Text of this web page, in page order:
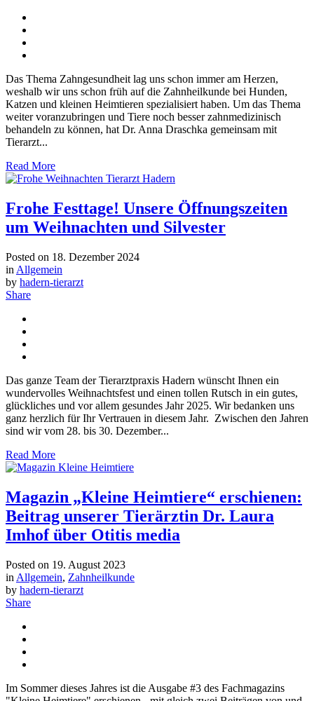
Das Thema Zahngesundheit lag uns schon immer am Herzen,
weshalb wir uns schon früh auf die Zahnheilkunde bei Hunden,
Katzen und kleinen Heimtieren spezialisiert haben. Um das Thema
weiter voranzubringen und Tiere noch besser zahnmedizinisch
behandeln zu können, hat Dr. Anna Draschka gemeinsam mit
Tierarzt...
Read More
Frohe Festtage! Unsere Öffnungszeiten
um Weihnachten und Silvester
Posted on 18. Dezember 2024
in Allgemein
by hadern-tierarzt
Share
Das ganze Team der Tierarztpraxis Hadern wünscht Ihnen ein
wundervolles Weihnachtsfest und einen tollen Rutsch in ein gutes,
glückliches und vor allem gesundes Jahr 2025. Wir bedanken uns
ganz herzlich für Ihr Vertrauen in diesem Jahr. Zwischen den Jahren
sind wir vom 28. bis 30. Dezember...
Read More
Magazin „Kleine Heimtiere“ erschienen:
Beitrag unserer Tierärztin Dr. Laura
Imhof über Otitis media
Posted on 19. August 2023
in Allgemein, Zahnheilkunde
by hadern-tierarzt
Share
Im Sommer dieses Jahres ist die Ausgabe #3 des Fachmagazins